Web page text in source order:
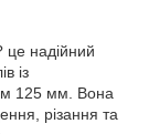
надійний
із
125 мм. Вона
різання та